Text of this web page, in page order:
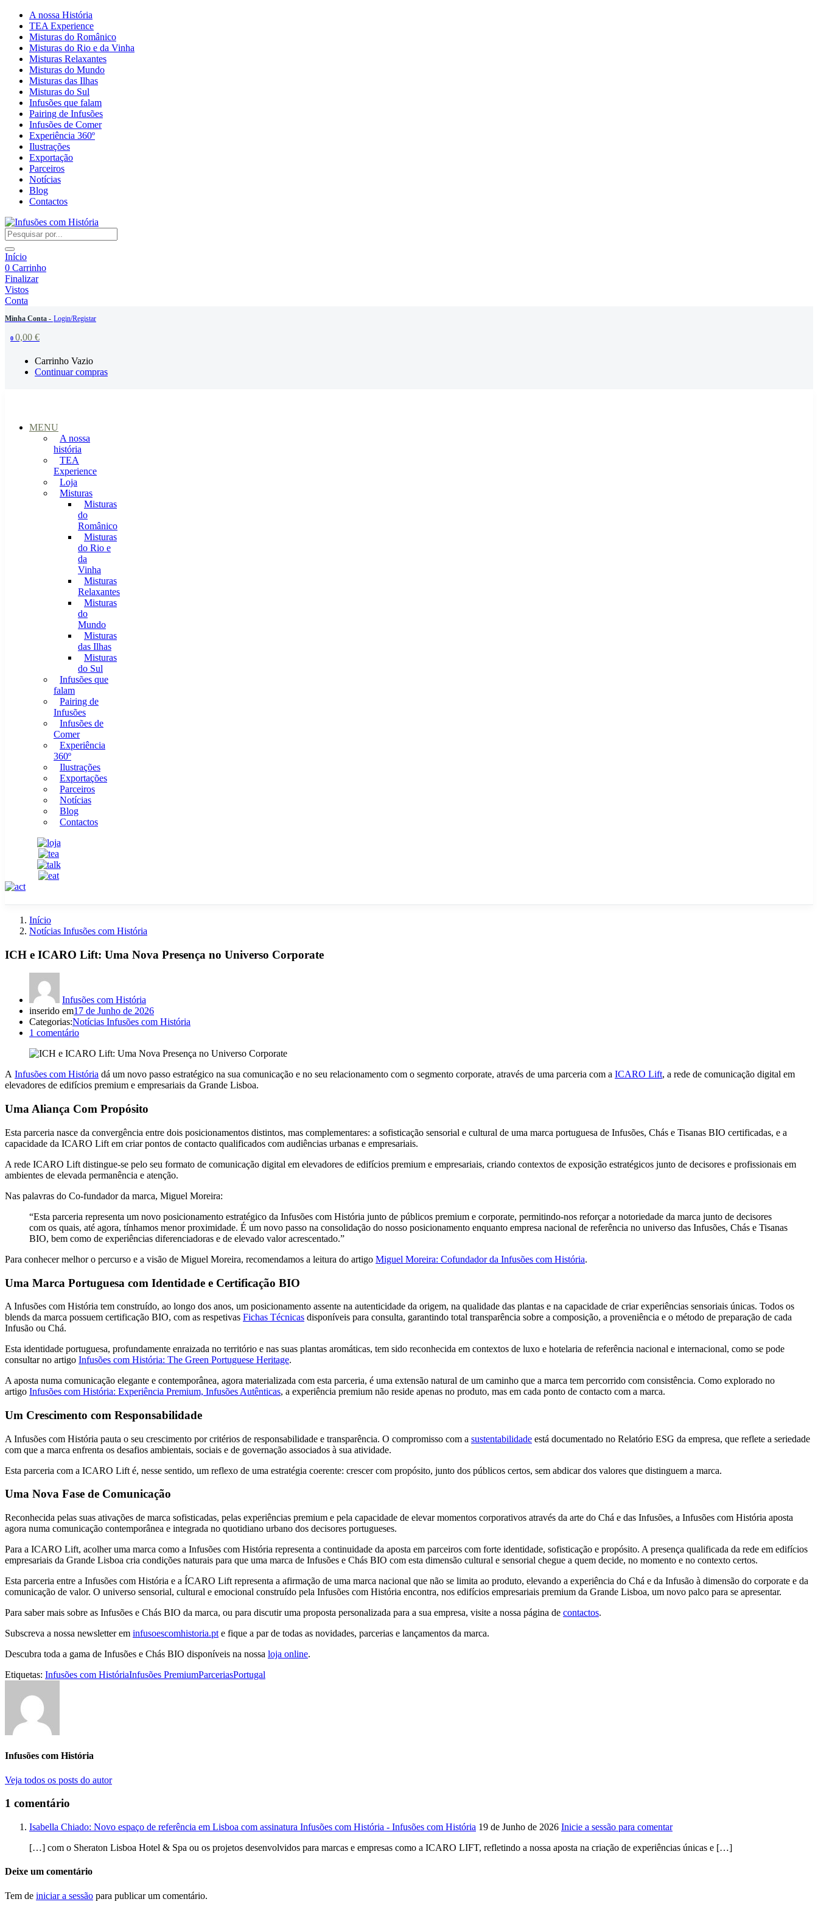
A nossa História
TEA Experience
Misturas do Românico
Misturas do Rio e da Vinha
Misturas Relaxantes
Misturas do Mundo
Misturas das Ilhas
Misturas do Sul
Infusões que falam
Pairing de Infusões
Infusões de Comer
Experiência 360º
Ilustrações
Exportação
Parceiros
Notícias
Blog
Contactos
Início
0 Carrinho
Finalizar
Vistos
Conta
Minha Conta - Login/Registar
0 0,00 €
Carrinho Vazio
Continuar compras
MENU
A nossa
história
TEA
Experience
Loja
Misturas
Misturas
do
Românico
Misturas
do Rio e
da
Vinha
Misturas
Relaxantes
Misturas
do
Mundo
Misturas
das Ilhas
Misturas
do Sul
Infusões que
falam
Pairing de
Infusões
Infusões de
Comer
Experiência
360º
Ilustrações
Exportações
Parceiros
Notícias
Blog
Contactos
Início
Notícias Infusões com História
ICH e ICARO Lift: Uma Nova Presença no Universo Corporate
Infusões com História
inserido em17 de Junho de 2026
Categorias:Notícias Infusões com História
1 comentário
A Infusões com História dá um novo passo estratégico na sua comunicação e no seu relacionamento com o segmento corporate, através de uma parceria com a ICARO Lift, a rede de comunicação digital em
elevadores de edifícios premium e empresariais da Grande Lisboa.
Uma Aliança Com Propósito
Esta parceria nasce da convergência entre dois posicionamentos distintos, mas complementares: a sofisticação sensorial e cultural de uma marca portuguesa de Infusões, Chás e Tisanas BIO certificadas, e a
capacidade da ICARO Lift em criar pontos de contacto qualificados com audiências urbanas e empresariais.
A rede ICARO Lift distingue-se pelo seu formato de comunicação digital em elevadores de edifícios premium e empresariais, criando contextos de exposição estratégicos junto de decisores e profissionais em
ambientes de elevada permanência e atenção.
Nas palavras do Co-fundador da marca, Miguel Moreira:
“Esta parceria representa um novo posicionamento estratégico da Infusões com História junto de públicos premium e corporate, permitindo-nos reforçar a notoriedade da marca junto de decisores
com os quais, até agora, tínhamos menor proximidade. É um novo passo na consolidação do nosso posicionamento enquanto empresa nacional de referência no universo das Infusões, Chás e Tisanas
BIO, bem como de experiências diferenciadoras e de elevado valor acrescentado.”
Para conhecer melhor o percurso e a visão de Miguel Moreira, recomendamos a leitura do artigo Miguel Moreira: Cofundador da Infusões com História.
Uma Marca Portuguesa com Identidade e Certificação BIO
A Infusões com História tem construído, ao longo dos anos, um posicionamento assente na autenticidade da origem, na qualidade das plantas e na capacidade de criar experiências sensoriais únicas. Todos os
blends da marca possuem certificação BIO, com as respetivas Fichas Técnicas disponíveis para consulta, garantindo total transparência sobre a composição, a proveniência e o método de preparação de cada
Infusão ou Chá.
Esta identidade portuguesa, profundamente enraizada no território e nas suas plantas aromáticas, tem sido reconhecida em contextos de luxo e hotelaria de referência nacional e internacional, como se pode
consultar no artigo Infusões com História: The Green Portuguese Heritage.
A aposta numa comunicação elegante e contemporânea, agora materializada com esta parceria, é uma extensão natural de um caminho que a marca tem percorrido com consistência. Como explorado no
artigo Infusões com História: Experiência Premium, Infusões Autênticas, a experiência premium não reside apenas no produto, mas em cada ponto de contacto com a marca.
Um Crescimento com Responsabilidade
A Infusões com História pauta o seu crescimento por critérios de responsabilidade e transparência. O compromisso com a sustentabilidade está documentado no Relatório ESG da empresa, que reflete a seriedade
com que a marca enfrenta os desafios ambientais, sociais e de governação associados à sua atividade.
Esta parceria com a ICARO Lift é, nesse sentido, um reflexo de uma estratégia coerente: crescer com propósito, junto dos públicos certos, sem abdicar dos valores que distinguem a marca.
Uma Nova Fase de Comunicação
Reconhecida pelas suas ativações de marca sofisticadas, pelas experiências premium e pela capacidade de elevar momentos corporativos através da arte do Chá e das Infusões, a Infusões com História aposta
agora numa comunicação contemporânea e integrada no quotidiano urbano dos decisores portugueses.
Para a ICARO Lift, acolher uma marca como a Infusões com História representa a continuidade da aposta em parceiros com forte identidade, sofisticação e propósito. A presença qualificada da rede em edifícios
empresariais da Grande Lisboa cria condições naturais para que uma marca de Infusões e Chás BIO com esta dimensão cultural e sensorial chegue a quem decide, no momento e no contexto certos.
Esta parceria entre a Infusões com História e a ÍCARO Lift representa a afirmação de uma marca nacional que não se limita ao produto, elevando a experiência do Chá e da Infusão à dimensão do corporate e da
comunicação de valor. O universo sensorial, cultural e emocional construído pela Infusões com História encontra, nos edifícios empresariais premium da Grande Lisboa, um novo palco para se apresentar.
Para saber mais sobre as Infusões e Chás BIO da marca, ou para discutir uma proposta personalizada para a sua empresa, visite a nossa página de contactos.
Subscreva a nossa newsletter em infusoescomhistoria.pt e fique a par de todas as novidades, parcerias e lançamentos da marca.
Descubra toda a gama de Infusões e Chás BIO disponíveis na nossa loja online.
Etiquetas: Infusões com HistóriaInfusões PremiumParceriasPortugal
Infusões com História
Veja todos os posts do autor
1 comentário
Isabella Chiado: Novo espaço de referência em Lisboa com assinatura Infusões com História - Infusões com História 19 de Junho de 2026 Inicie a sessão para comentar
[…] com o Sheraton Lisboa Hotel & Spa ou os projetos desenvolvidos para marcas e empresas como a ICARO LIFT, refletindo a nossa aposta na criação de experiências únicas e […]
Deixe um comentário
Tem de iniciar a sessão para publicar um comentário.